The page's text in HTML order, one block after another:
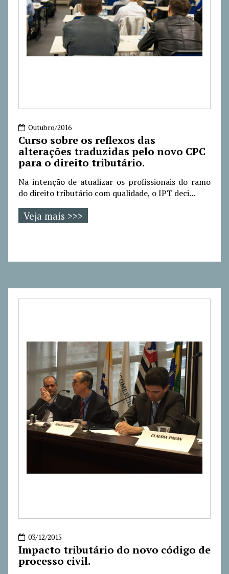
Outubro/2016
Curso sobre os reflexos das
alterações traduzidas pelo novo CPC
para o direito tributário.
Na intenção de atualizar os profissionais do ramo
do direito tributário com qualidade, o IPT deci...
Veja mais >>>
03/12/2015
Impacto tributário do novo código de
processo civil.